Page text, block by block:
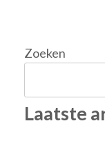
Zoeken
Laatste